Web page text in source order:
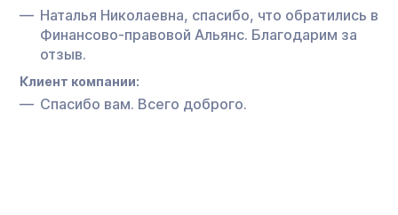
Наталья Николаевна, спасибо, что обратились в
Финансово-правовой Альянс. Благодарим за
отзыв.
Клиент компании:
Спасибо вам. Всего доброго.